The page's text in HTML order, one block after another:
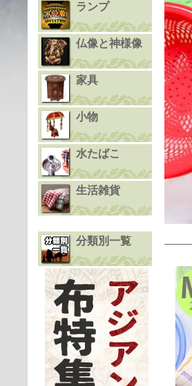
ランプ
仏像と神様像
家具
小物
水たばこ
生活雑貨
分類別一覧